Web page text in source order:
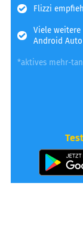
Flizzi
Viele weitere
Android
*aktives mehr-